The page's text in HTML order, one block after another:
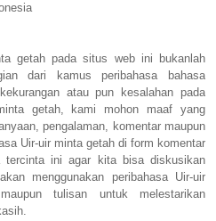
getah pada situs web ini bukanlah
dari kamus peribahasa bahasa
atau pun kesalahan pada
getah, kami mohon maaf yang
pengalaman, komentar maupun
Uir-uir minta getah di form komentar
ini agar kita bisa diskusikan
menggunakan peribahasa Uir-uir
tulisan untuk melestarikan